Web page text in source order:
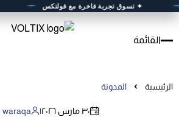
✦ تسوق تجربة فاخرة مع فولتكس
القائمة
الرئيسية المدونة
٣٠ مارس ٢٠٢٦ |
waraqa